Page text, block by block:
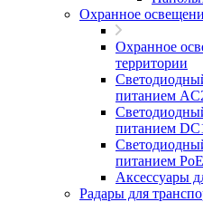
Охранное
Охранное
территории
питанием
питанием
питанием PoE
Аксессуары
Радары для